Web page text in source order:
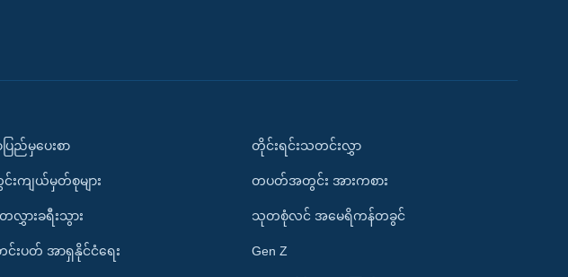
ပြည်မှပေးစာ
င်းကျယ်မှတ်စုများ
တလွှားခရီးသွား
းပတ် အာရှနိုင်ငံရေး
တိုင်းရင်းသတင်းလွှာ
တပတ်အတွင်း အားကစား
သုတစုံလင် အမေရိကန်တခွင်
Gen Z